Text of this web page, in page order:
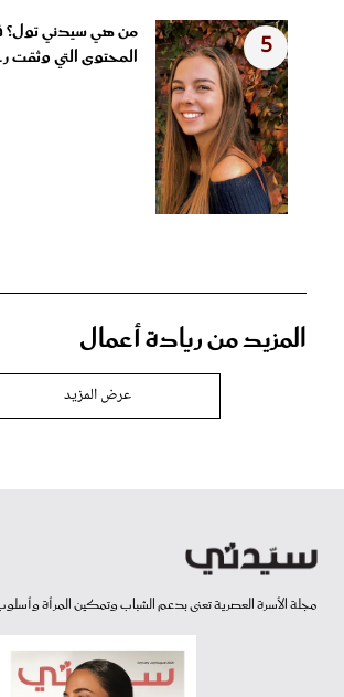
5
من هي سيدني تول؟
المحتوى التي وثقت
المزيد من ريادة أعمال
عرض المزيد
مجلة الأسرة العصرية تعنى بدعم الشباب وتمكين المرأة